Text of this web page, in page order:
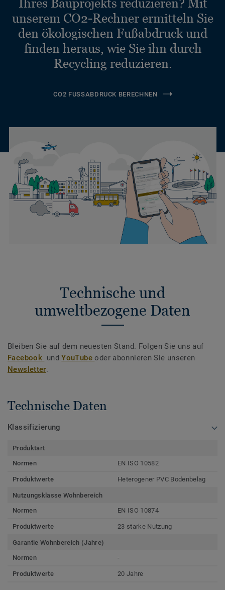
Ihres Bauprojekts reduzieren? Mit
unserem CO2-Rechner ermitteln Sie
den ökologischen Fußabdruck und
finden heraus, wie Sie ihn durch
Recycling reduzieren.
CO2 FUSSABDRUCK BERECHNEN
Technische und
umweltbezogene Daten
Bleiben Sie auf dem neuesten Stand. Folgen Sie uns auf
Facebook undYouTubeoder abonnieren Sie unseren
Newsletter.
Technische Daten
Klassifizierung
Produktart
Normen
EN ISO 10582
Produktwerte Heterogener PVC Bodenbelag
Nutzungsklasse Wohnbereich
Normen
EN ISO 10874
Produktwerte 23 starke Nutzung
Garantie Wohnbereich (Jahre)
Normen
-
Produktwerte 20 Jahre